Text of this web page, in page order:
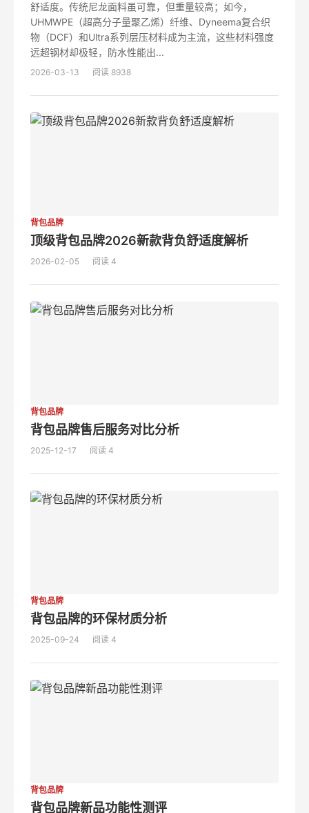
舒适度。传统尼龙面料虽可靠，但重量较高；如今，
UHMWPE（超高分子量聚乙烯）纤维、Dyneema复合织
物（DCF）和Ultra系列层压材料成为主流，这些材料强度
远超钢材却极轻，防水性能出...
2026-03-13 阅读 8938
背包品牌
顶级背包品牌2026新款背负舒适度解析
2026-02-05 阅读 4
背包品牌
背包品牌售后服务对比分析
2025-12-17 阅读 4
背包品牌
背包品牌的环保材质分析
2025-09-24 阅读 4
背包品牌
背包品牌新品功能性测评